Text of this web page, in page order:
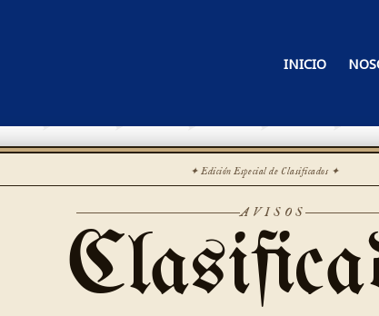
INICIO
✦ Edición Especial de Clasificados ✦
AVISOS